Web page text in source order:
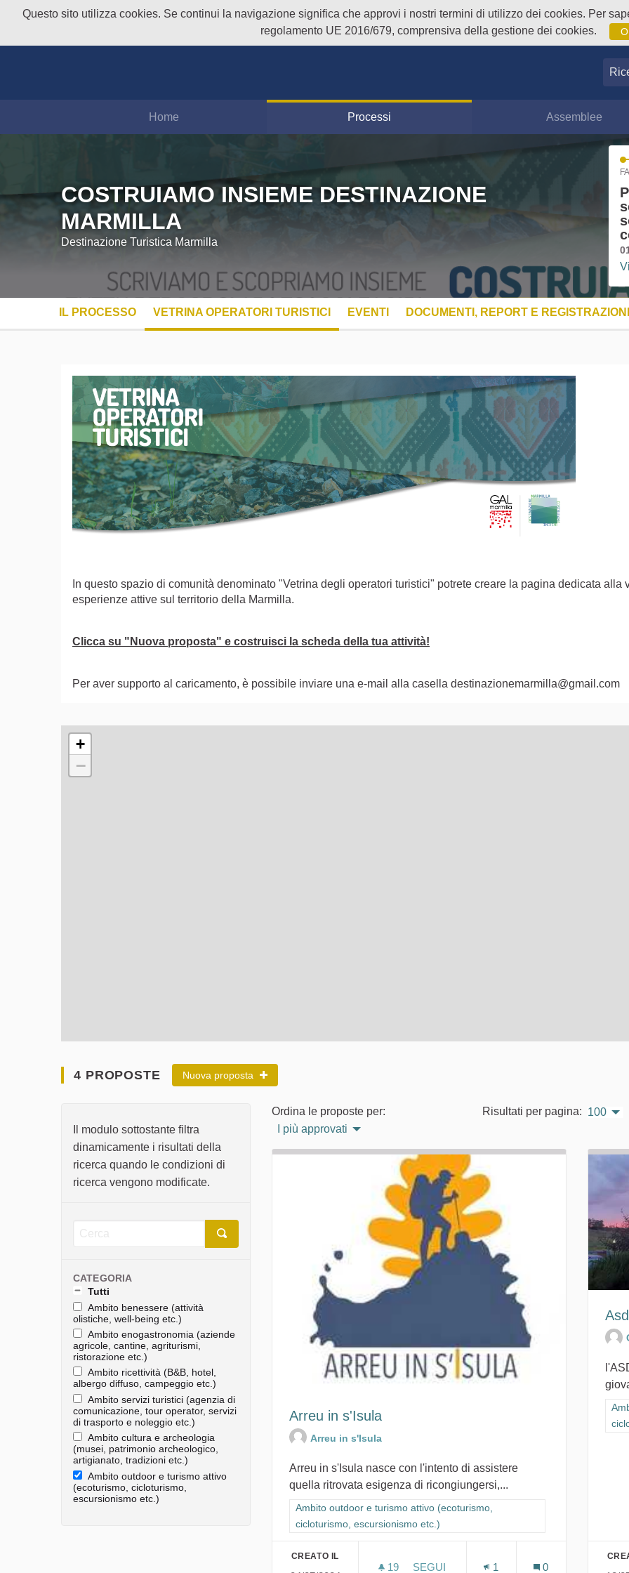
Questo sito utilizza cookies. Se continui la navigazione significa che approvi i nostri termini di utilizzo dei cookies. Per
regolamento UE 2016/679, comprensiva della gestione dei cookies.
Home Processi Assemblee
COSTRUIAMO INSIEME DESTINAZIONE
MARMILLA
Destinazione Turistica Marmilla
IL PROCESSO VETRINA OPERATORI TURISTICI EVENTI DOCUMENTI, REPORT E
In questo spazio di comunità denominato "Vetrina degli operatori turistici" potrete creare la pagina dedicata
esperienze attive sul territorio della Marmilla.
Clicca su "Nuova proposta" e costruisci la scheda della tua attività!
Per aver supporto al caricamento, è possibile inviare una e-mail alla casella destinazionemarmilla@gmail.com
L'elemento seguente è una mappa che presenta gli elementi di questa pagina come punti della mappa.
+
−
4 PROPOSTE Nuova proposta
Il modulo sottostante filtra
dinamicamente i risultati della
ricerca quando le condizioni di
ricerca vengono modificate.
CATEGORIA
Tutti
Ambito benessere (attività
olistiche, well-being etc.)
Ambito enogastronomia (aziende
agricole, cantine, agriturismi,
ristorazione etc.)
Ambito ricettività (B&B, hotel,
albergo diffuso, campeggio etc.)
Ambito servizi turistici (agenzia di
comunicazione, tour operator, servizi
di trasporto e noleggio etc.)
Ambito cultura e archeologia
(musei, patrimonio archeologico,
artigianato, tradizioni etc.)
Ambito outdoor e turismo attivo
(ecoturismo, cicloturismo,
escursionismo etc.)
Ordina le proposte per:
I più approvati
Risultati per pagina: 100
Arreu in s'Isula
Arreu in s'Isula
Arreu in s'Isula nasce con l'intento di assistere
quella ritrovata esigenza di ricongiungersi,...
Filtra i risultati per categoria: Ambito outdoor e turismo attivo (ecoturismo,
Ambito outdoor e turismo attivo (ecoturismo,
cicloturismo, escursionismo etc.)
CREATO IL
19 19 SOSTENITORI
SEGUI
1 0